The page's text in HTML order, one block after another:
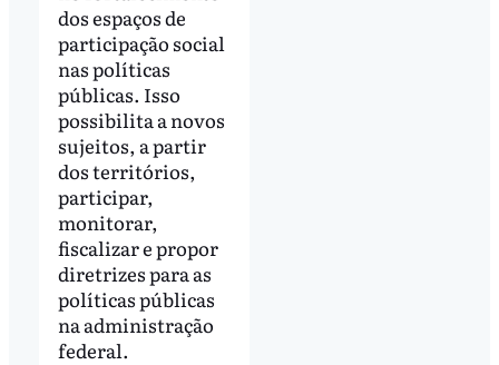
dos espaços de
participação social
nas políticas
públicas. Isso
possibilita a novos
sujeitos, a partir
dos territórios,
participar,
monitorar,
fiscalizar e propor
diretrizes para as
políticas públicas
na administração
federal.